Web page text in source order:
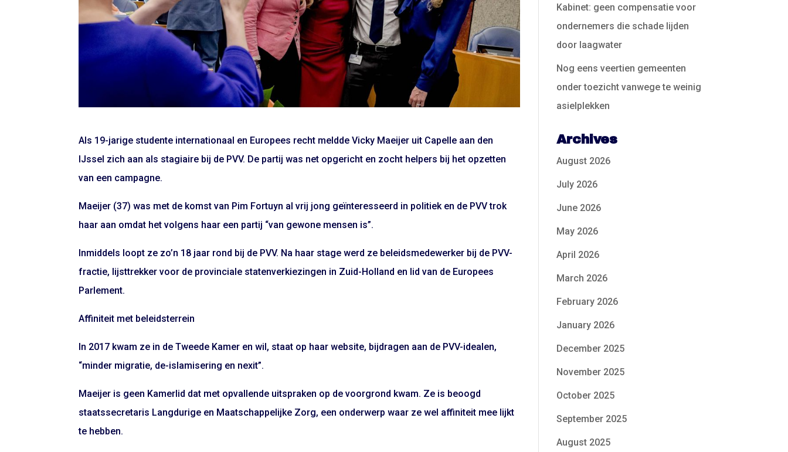
Als 19-jarige studente internationaal en Europees recht meldde Vicky Maeijer uit Capelle aan den
IJssel zich aan als stagiaire bij de PVV. De partij was net opgericht en zocht helpers bij het opzetten
van een campagne.
Maeijer (37) was met de komst van Pim Fortuyn al vrij jong geïnteresseerd in politiek en de PVV trok
haar aan omdat het volgens haar een partij “van gewone mensen is”.
Inmiddels loopt ze zo’n 18 jaar rond bij de PVV. Na haar stage werd ze beleidsmedewerker bij de PVV-
fractie, lijsttrekker voor de provinciale statenverkiezingen in Zuid-Holland en lid van de Europees
Parlement.
Affiniteit met beleidsterrein
In 2017 kwam ze in de Tweede Kamer en wil, staat op haar website, bijdragen aan de PVV-idealen,
“minder migratie, de-islamisering en nexit”.
Maeijer is geen Kamerlid dat met opvallende uitspraken op de voorgrond kwam. Ze is beoogd
staatssecretaris Langdurige en Maatschappelijke Zorg, een onderwerp waar ze wel affiniteit mee lijkt
te hebben.
Kabinet: geen compensatie voor
ondernemers die schade lijden
door laagwater
Nog eens veertien gemeenten
onder toezicht vanwege te weinig
asielplekken
Archives
August 2026
July 2026
June 2026
May 2026
April 2026
March 2026
February 2026
January 2026
December 2025
November 2025
October 2025
September 2025
August 2025